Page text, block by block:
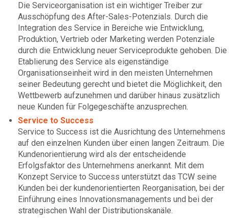
Die Serviceorganisation ist ein wichtiger Treiber zur
Ausschöpfung des After-Sales-Potenzials. Durch die
Integration des Service in Bereiche wie Entwicklung,
Produktion, Vertrieb oder Marketing werden Potenziale
durch die Entwicklung neuer Serviceprodukte gehoben. Die
Etablierung des Service als eigenständige
Organisationseinheit wird in den meisten Unternehmen
seiner Bedeutung gerecht und bietet die Möglichkeit, den
Wettbewerb aufzunehmen und darüber hinaus zusätzlich
neue Kunden für Folgegeschäfte anzusprechen.
Service to Success
Service to Success ist die Ausrichtung des Unternehmens
auf den einzelnen Kunden über einen langen Zeitraum. Die
Kundenorientierung wird als der entscheidende
Erfolgsfaktor des Unternehmens anerkannt. Mit dem
Konzept Service to Success unterstützt das TCW seine
Kunden bei der kundenorientierten Reorganisation, bei der
Einführung eines Innovationsmanagements und bei der
strategischen Wahl der Distributionskanäle.